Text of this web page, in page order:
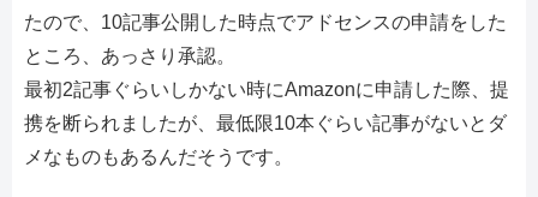
たので、10記事公開した時点でアドセンスの申請をした
ところ、あっさり承認。
最初2記事ぐらいしかない時にAmazonに申請した際、提
携を断られましたが、最低限10本ぐらい記事がないとダ
メなものもあるんだそうです。